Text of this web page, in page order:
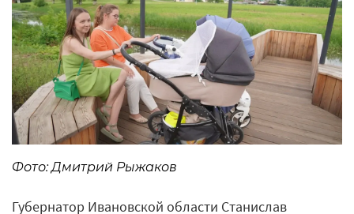
Фото: Дмитрий Рыжаков
Губернатор Ивановской области Станислав